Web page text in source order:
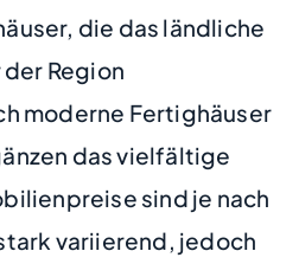
die das ländliche
Region
moderne Fertighäuser
das vielfältige
sind je nach
variierend, jedoch